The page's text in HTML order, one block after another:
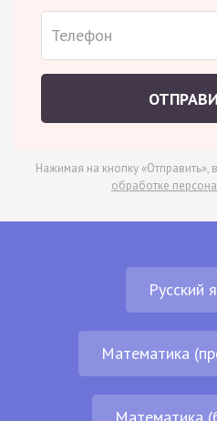
Нажимая на кнопку «Отправить»,
обработке
Русский
Математика
Математика